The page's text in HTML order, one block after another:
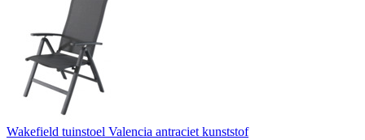
Wakefield tuinstoel Valencia antraciet kunststof